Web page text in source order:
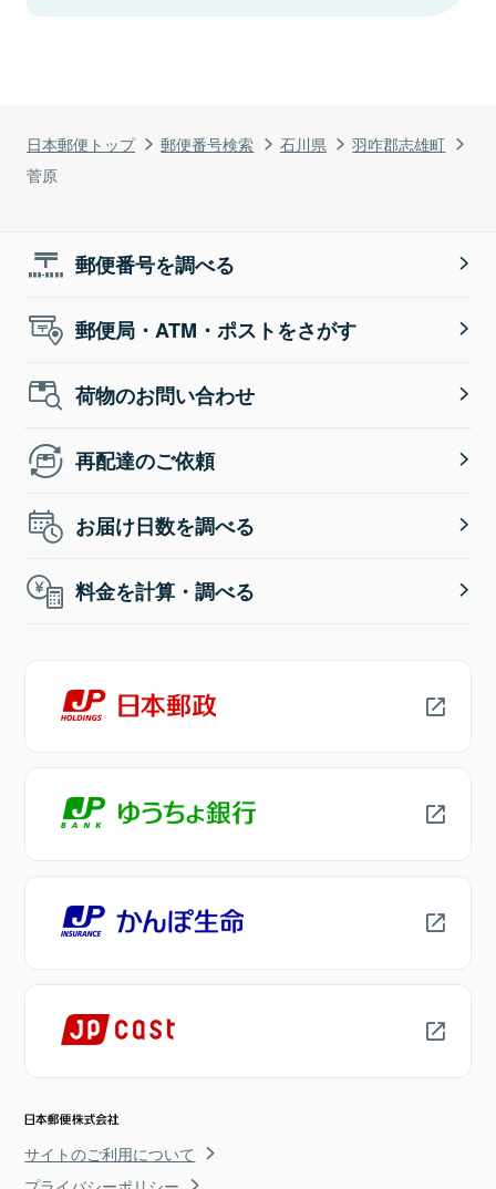
日本郵便トップ 郵便番号検索 石川県
羽咋郡志雄町
菅原
郵便番号を調べる
郵便局・ATM・ポストをさがす
荷物のお問い合わせ
再配達のご依頼
お届け日数を調べる
料金を計算・調べる
サイトのご利用について